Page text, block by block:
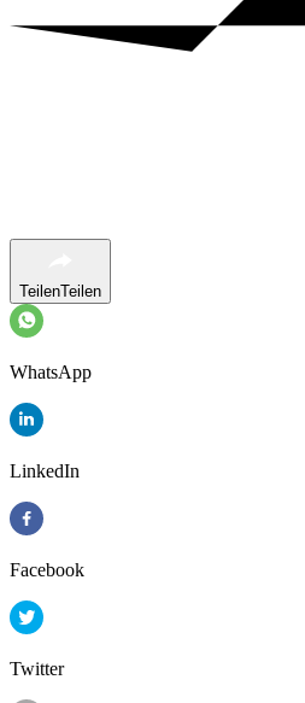
TeilenTeilen
WhatsApp
LinkedIn
Facebook
Twitter